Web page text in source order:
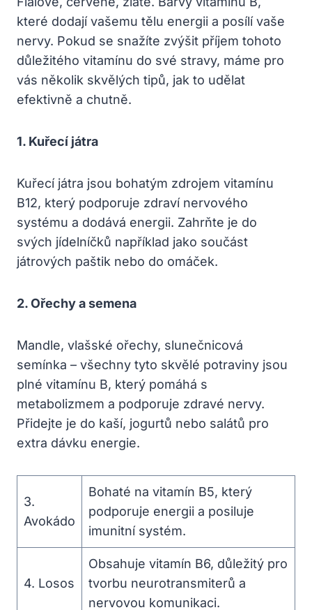
které dodají vašemu tělu energii a posílí vaše
nervy. Pokud se snažíte zvýšit příjem tohoto
důležitého vitamínu do své stravy, máme pro
vás několik skvělých tipů, jak to udělat
efektivně a chutně.
1. Kuřecí játra
Kuřecí játra jsou bohatým zdrojem vitamínu
B12, který podporuje zdraví nervového
systému a dodává energii. Zahrňte je do
svých jídelníčků například jako součást
játrových paštik nebo do omáček.
2. Ořechy a semena
Mandle, vlašské ořechy, slunečnicová
semínka – všechny tyto skvělé potraviny jsou
plné vitamínu B, který pomáhá s
metabolizmem a podporuje zdravé nervy.
Přidejte je do kaší, jogurtů nebo salátů pro
extra dávku energie.
3.
Avokádo
Bohaté na vitamín B5, který
podporuje energii a posiluje
imunitní systém.
4. Losos
Obsahuje vitamín B6, důležitý pro
tvorbu neurotransmiterů a
nervovou komunikaci.